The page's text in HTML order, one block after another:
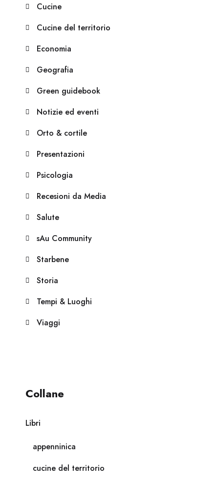
Cucine
Cucine del territorio
Economia
Geografia
Green guidebook
Notizie ed eventi
Orto & cortile
Presentazioni
Psicologia
Recesioni da Media
Salute
sAu Community
Starbene
Storia
Tempi & Luoghi
Viaggi
Collane
Libri
appenninica
cucine del territorio